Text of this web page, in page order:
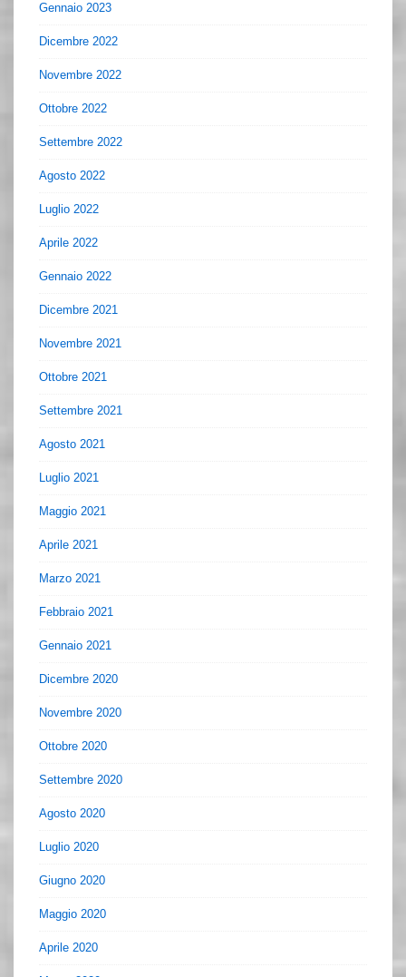
Gennaio 2023
Dicembre 2022
Novembre 2022
Ottobre 2022
Settembre 2022
Agosto 2022
Luglio 2022
Aprile 2022
Gennaio 2022
Dicembre 2021
Novembre 2021
Ottobre 2021
Settembre 2021
Agosto 2021
Luglio 2021
Maggio 2021
Aprile 2021
Marzo 2021
Febbraio 2021
Gennaio 2021
Dicembre 2020
Novembre 2020
Ottobre 2020
Settembre 2020
Agosto 2020
Luglio 2020
Giugno 2020
Maggio 2020
Aprile 2020